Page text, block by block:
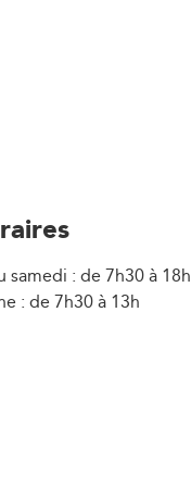
samedi : de 7h30 à 18h
: de 7h30 à 13h